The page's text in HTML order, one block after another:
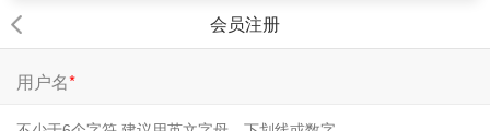
会员注册
用户名*